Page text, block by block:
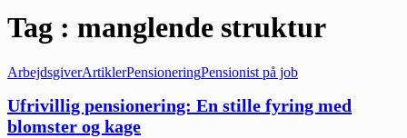
Tag : manglende struktur
ArbejdsgiverArtiklerPensioneringPensionist på job
Ufrivillig pensionering: En stille fyring med
blomster og kage